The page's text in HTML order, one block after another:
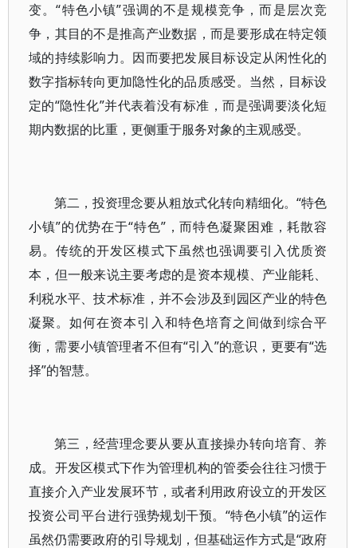
变。“特色小镇”强调的不是规模竞争，而是层次竞
争，其目的不是推高产业数据，而是要形成在特定领
域的持续影响力。因而要把发展目标设定从闲性化的
数字指标转向更加隐性化的品质感受。当然，目标设
定的“隐性化”并代表着没有标准，而是强调要淡化短
期内数据的比重，更侧重于服务对象的主观感受。
第二，投资理念要从粗放式化转向精细化。“特色
小镇”的优势在于“特色”，而特色凝聚困难，耗散容
易。传统的开发区模式下虽然也强调要引入优质资
本，但一般来说主要考虑的是资本规模、产业能耗、
利税水平、技术标准，并不会涉及到园区产业的特色
凝聚。如何在资本引入和特色培育之间做到综合平
衡，需要小镇管理者不但有“引入”的意识，更要有“选
择”的智慧。
第三，经营理念要从要从直接操办转向培育、养
成。开发区模式下作为管理机构的管委会往往习惯于
直接介入产业发展环节，或者利用政府设立的开发区
投资公司平台进行强势规划干预。“特色小镇”的运作
虽然仍需要政府的引导规划，但基础运作方式是“政府